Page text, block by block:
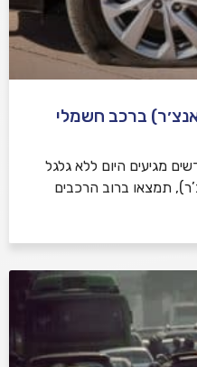
ברכב חשמלי
מגיעים היום ללא גלגל
תמצאו ברוב הרכבים